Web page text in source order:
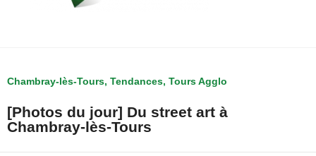
Chambray-lès-Tours, Tendances, Tours Agglo
[Photos du jour] Du street art à
Chambray-lès-Tours